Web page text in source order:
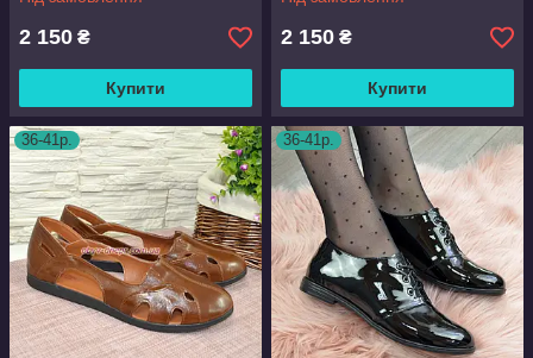
2 150 ₴
Купити
2 150 ₴
Купити
36-41р. 36-41р.